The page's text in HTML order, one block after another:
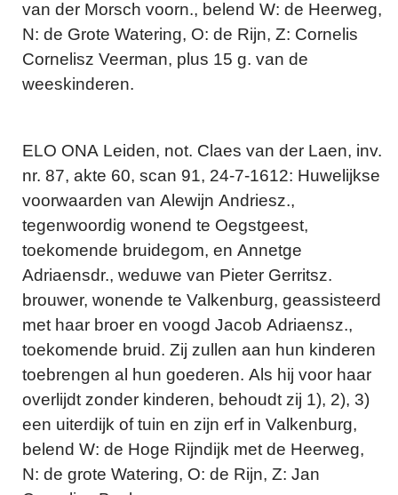
van der Morsch voorn., belend W: de Heerweg,
N: de Grote Watering, O: de Rijn, Z: Cornelis
Cornelisz Veerman, plus 15 g. van de
weeskinderen.
ELO ONA Leiden, not. Claes van der Laen, inv.
nr. 87, akte 60, scan 91, 24-7-1612: Huwelijkse
voorwaarden van Alewijn Andriesz.,
tegenwoordig wonend te Oegstgeest,
toekomende bruidegom, en Annetge
Adriaensdr., weduwe van Pieter Gerritsz.
brouwer, wonende te Valkenburg, geassisteerd
met haar broer en voogd Jacob Adriaensz.,
toekomende bruid. Zij zullen aan hun kinderen
toebrengen al hun goederen. Als hij voor haar
overlijdt zonder kinderen, behoudt zij 1), 2), 3)
een uiterdijk of tuin en zijn erf in Valkenburg,
belend W: de Hoge Rijndijk met de Heerweg,
N: de grote Watering, O: de Rijn, Z: Jan